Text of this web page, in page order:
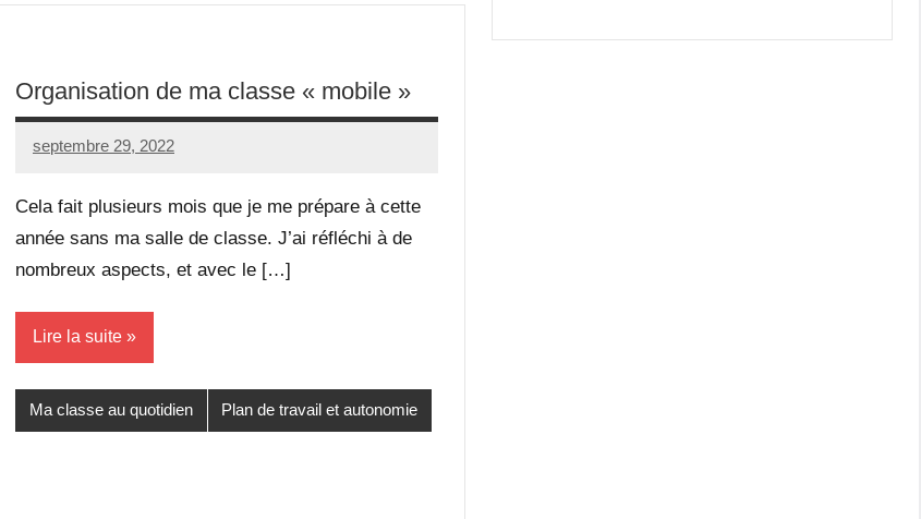
Organisation de ma classe « mobile »
septembre 29, 2022
Seg0_La_Vraie
4
Cela fait plusieurs mois que je me prépare à cette
année sans ma salle de classe. J’ai réfléchi à de
nombreux aspects, et avec le […]
Lire la suite
Ma classe au quotidien Plan de travail et autonomie